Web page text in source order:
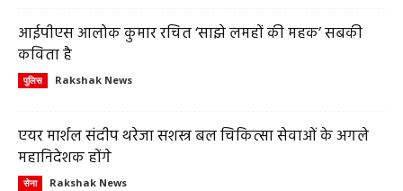
आईपीएस आलोक कुमार रचित ‘साझे लमहों की महक’ सबकी
कविता है
पुलिस Rakshak News
एयर मार्शल संदीप थरेजा सशस्त्र बल चिकित्सा सेवाओं के अगले
महानिदेशक होंगे
सेना Rakshak News